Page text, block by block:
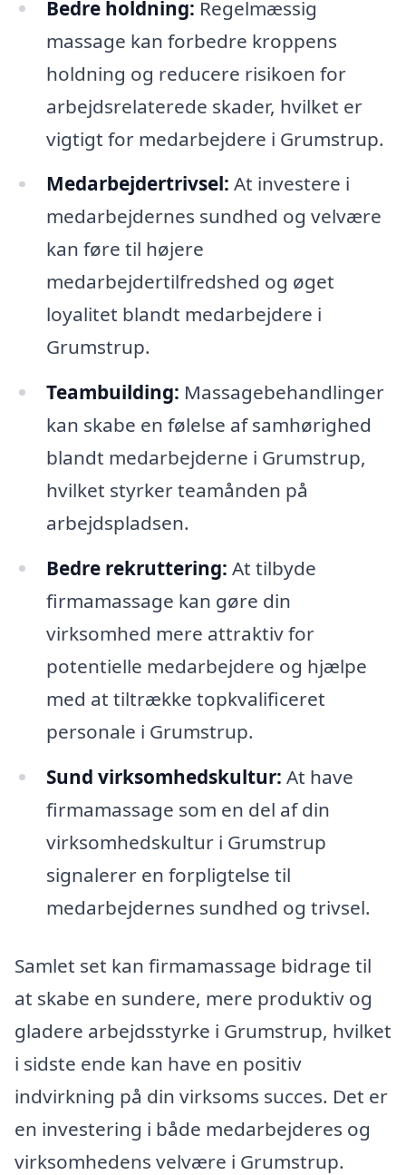
Bedre holdning: Regelmæssig
massage kan forbedre kroppens
holdning og reducere risikoen for
arbejdsrelaterede skader, hvilket er
vigtigt for medarbejdere i Grumstrup.
Medarbejdertrivsel: At investere i
medarbejdernes sundhed og velvære
kan føre til højere
medarbejdertilfredshed og øget
loyalitet blandt medarbejdere i
Grumstrup.
Teambuilding: Massagebehandlinger
kan skabe en følelse af samhørighed
blandt medarbejderne i Grumstrup,
hvilket styrker teamånden på
arbejdspladsen.
Bedre rekruttering: At tilbyde
firmamassage kan gøre din
virksomhed mere attraktiv for
potentielle medarbejdere og hjælpe
med at tiltrække topkvalificeret
personale i Grumstrup.
Sund virksomhedskultur: At have
firmamassage som en del af din
virksomhedskultur i Grumstrup
signalerer en forpligtelse til
medarbejdernes sundhed og trivsel.
Samlet set kan firmamassage bidrage til
at skabe en sundere, mere produktiv og
gladere arbejdsstyrke i Grumstrup, hvilket
i sidste ende kan have en positiv
indvirkning på din virksoms succes. Det er
en investering i både medarbejderes og
virksomhedens velvære i Grumstrup.